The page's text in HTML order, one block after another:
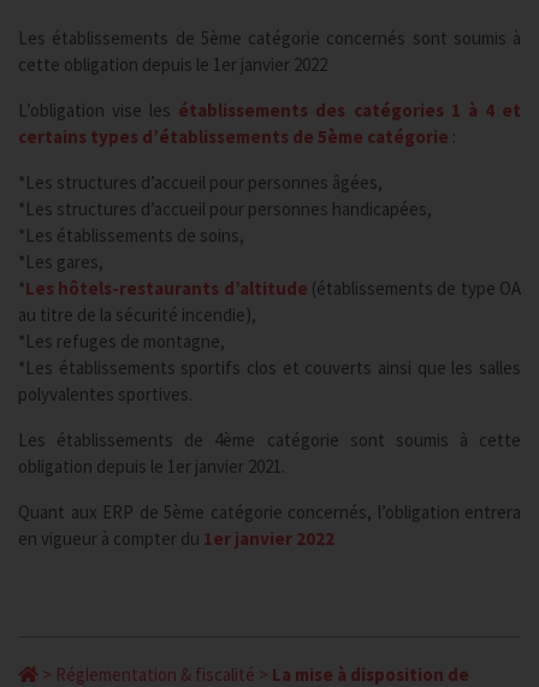
Les établissements de 5ème catégorie concernés sont soumis à
cette obligation depuis le 1er janvier 2022
L’obligation vise les établissements des catégories 1 à 4 et
certains types d’établissements de 5ème catégorie :
*Les structures d’accueil pour personnes âgées,
*Les structures d’accueil pour personnes handicapées,
*Les établissements de soins,
*Les gares,
*Les hôtels-restaurants d’altitude (établissements de type OA
au titre de la sécurité incendie),
*Les refuges de montagne,
*Les établissements sportifs clos et couverts ainsi que les salles
polyvalentes sportives.
Les établissements de 4ème catégorie sont soumis à cette
obligation depuis le 1er janvier 2021.
Quant aux ERP de 5ème catégorie concernés, l’obligation entrera
en vigueur à compter du 1er janvier 2022
> Réglementation & fiscalité > La mise à disposition de